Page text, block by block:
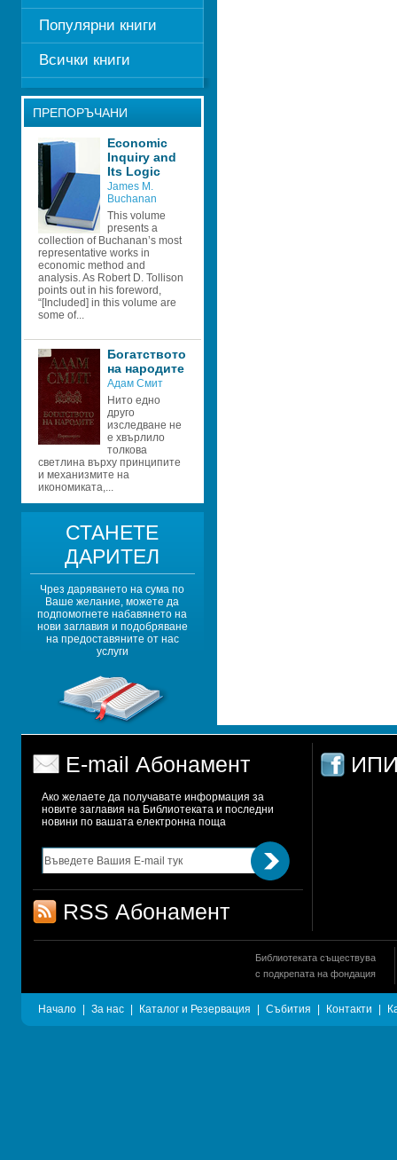
Популярни книги
Всички книги
ПРЕПОРЪЧАНИ
Economic
Inquiry and
Its Logic
James M.
Buchanan
This volume
presents a
collection of Buchanan’s most
representative works in
economic method and
analysis. As Robert D. Tollison
points out in his foreword,
“[Included] in this volume are
some of...
Богатството
на народите
Адам Смит
Нито едно
друго
изследване не
е хвърлило
толкова
светлина върху принципите
и механизмите на
икономиката,...
СТАНЕТЕ
ДАРИТЕЛ
Чрез даряването на сума по
Ваше желание, можете да
подпомогнете набавянето на
нови заглавия и подобряване
на предоставяните от нас
услуги
E-mail Абонамент
Ако желаете да получавате информация за
новите заглавия на Библиотеката и последни
новини по вашата електронна поща
RSS Абонамент
ИПИ
Библиотеката съществува
с подкрепата на фондация
Начало За нас Каталог и Резервация Събития Контакти